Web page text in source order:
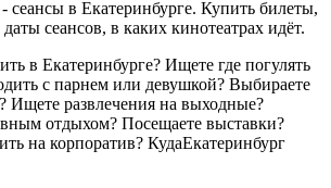
в Екатеринбурге. Купить билеты,
сеансов, в каких кинотеатрах идёт.
в Екатеринбурге? Ищете где погулять
с парнем или девушкой? Выбираете
Ищете развлечения на выходные?
отдыхом? Посещаете выставки?
на корпоратив? КудаЕкатеринбург